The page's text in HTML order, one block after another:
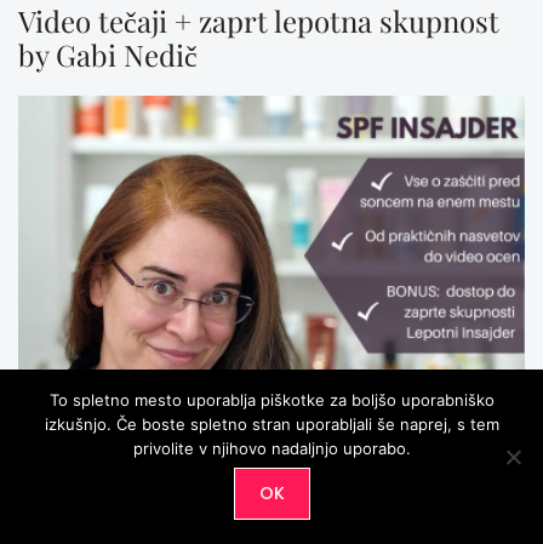
Video tečaji + zaprt lepotna skupnost
by Gabi Nedič
To spletno mesto uporablja piškotke za boljšo uporabniško
izkušnjo. Če boste spletno stran uporabljali še naprej, s tem
privolite v njihovo nadaljnjo uporabo.
OK